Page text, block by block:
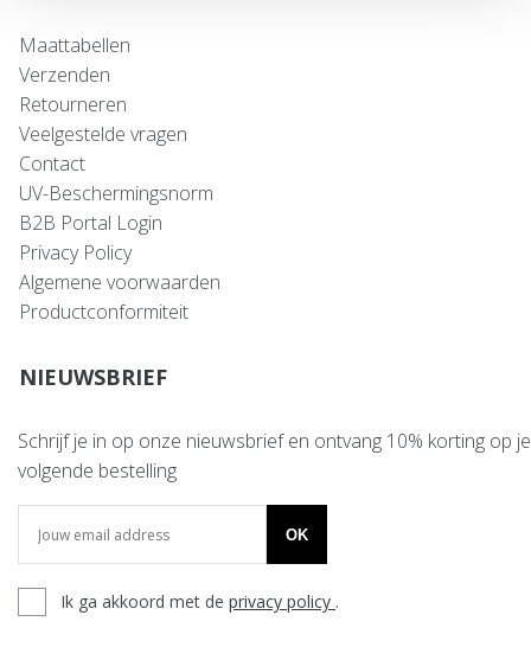
Maattabellen
Verzenden
Retourneren
Veelgestelde vragen
Contact
UV-Beschermingsnorm
B2B Portal Login
Privacy Policy
Algemene voorwaarden
Productconformiteit
NIEUWSBRIEF
Schrijf je in op onze nieuwsbrief en ontvang 10% korting op je
volgende bestelling
OK
Ik ga akkoord met de privacy policy .